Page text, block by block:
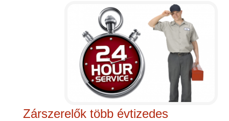
Zárszerelők több évtizedes